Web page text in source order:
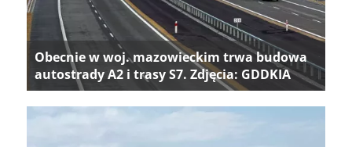
Obecnie w woj. mazowieckim trwa budowa
autostrady A2 i trasy S7. Zdjęcia: GDDKIA